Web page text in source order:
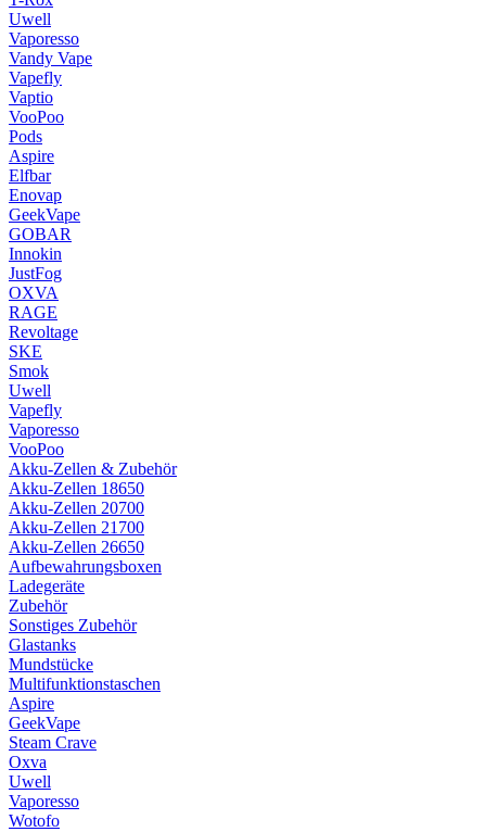
Uwell
Vaporesso
Vandy Vape
Vapefly
Vaptio
VooPoo
Pods
Aspire
Elfbar
Enovap
GeekVape
GOBAR
Innokin
JustFog
OXVA
RAGE
Revoltage
SKE
Smok
Uwell
Vapefly
Vaporesso
VooPoo
Akku-Zellen & Zubehör
Akku-Zellen 18650
Akku-Zellen 20700
Akku-Zellen 21700
Akku-Zellen 26650
Aufbewahrungsboxen
Ladegeräte
Zubehör
Sonstiges Zubehör
Glastanks
Mundstücke
Multifunktionstaschen
Aspire
GeekVape
Steam Crave
Oxva
Uwell
Vaporesso
Wotofo